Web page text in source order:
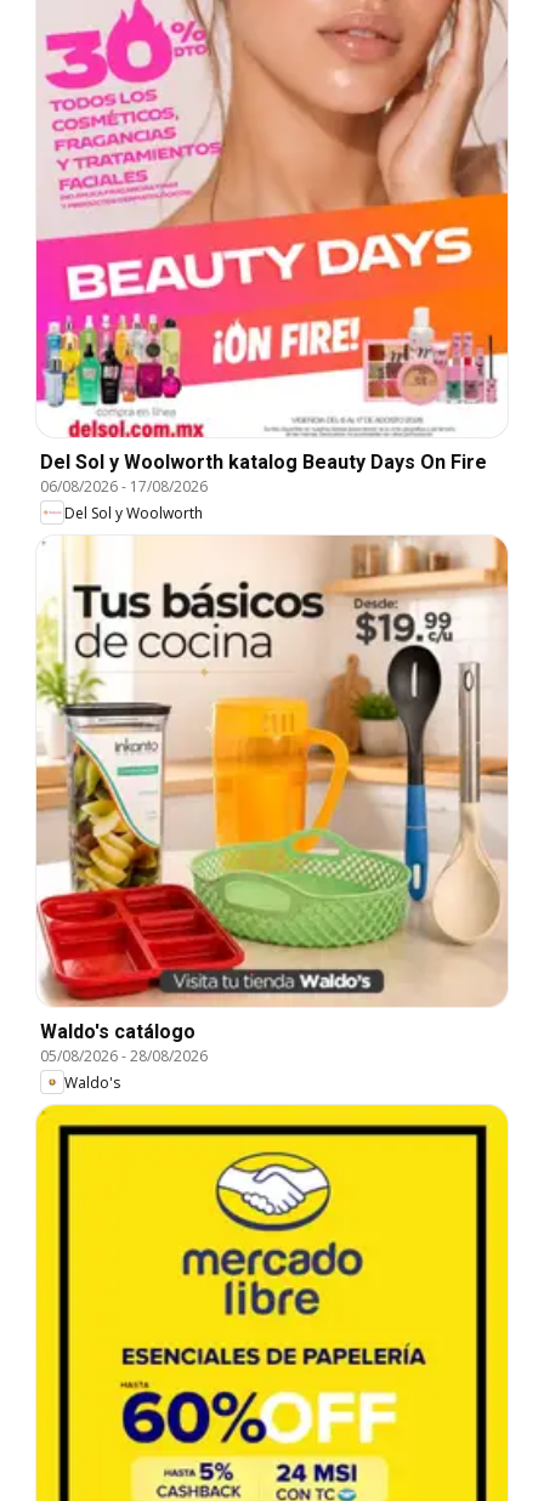
Del Sol y Woolworth katalog Beauty Days On Fire
06/08/2026- 17/08/2026
Del Sol y Woolworth
Waldo's catálogo
05/08/2026-28/08/2026
Waldo's